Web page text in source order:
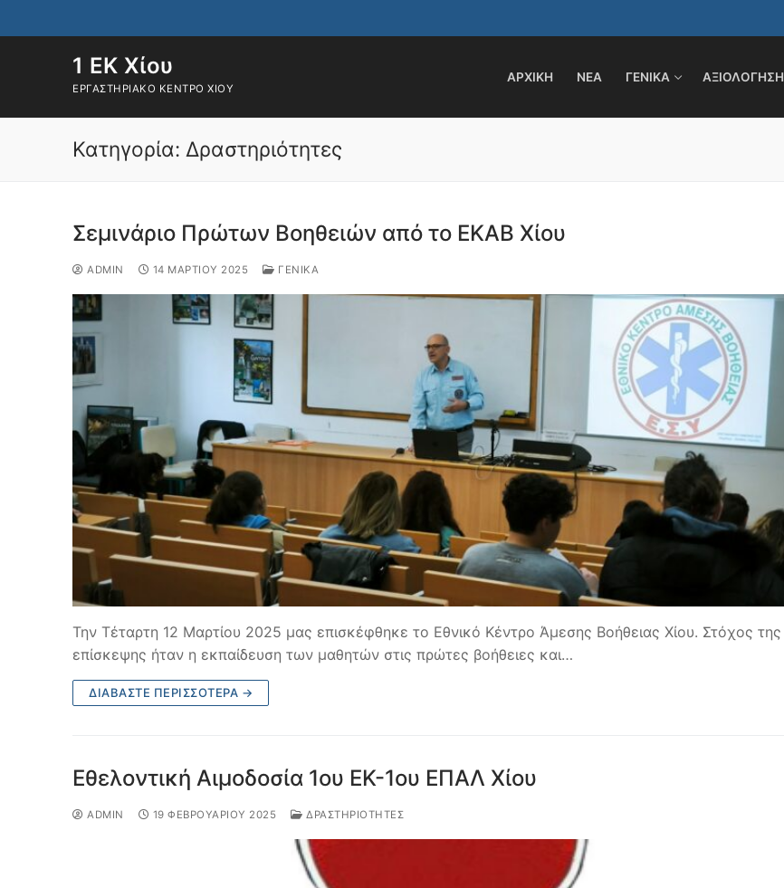
στο
περιεχόμενο1 ΕΚ Χίου
ΕΡΓΑΣΤΗΡΙΑΚΌ ΚΈΝΤΡΟ ΧΊΟΥ
ΑΡΧΙΚΗ ΝΕΑ ΓΕΝΙΚΑ ΑΞΙΟΛΟΓΗΣΗ
Κατηγορία: Δραστηριότητες
Σεμινάριο Πρώτων Βοηθειών από το ΕΚΑΒ Χίου
ADMIN 14 ΜΑΡΤΊΟΥ 2025 ΓΕΝΙΚΆ
Την Τέταρτη 12 Μαρτίου 2025 μας επισκέφθηκε το Εθνικό Κέντρο Άμεσης Βοήθειας Χίου. Στόχος της
επίσκεψης ήταν η εκπαίδευση των μαθητών στις πρώτες βοήθειες και…
ΔΙΑΒΆΣΤΕ ΠΕΡΙΣΣΌΤΕΡΑ →
Εθελοντική Αιμοδοσία 1ου ΕΚ-1ου ΕΠΑΛ Χίου
ADMIN 19 ΦΕΒΡΟΥΑΡΊΟΥ 2025 ΔΡΑΣΤΗΡΙΌΤΗΤΕΣ